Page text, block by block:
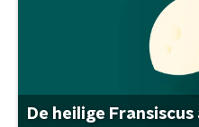
De heilige